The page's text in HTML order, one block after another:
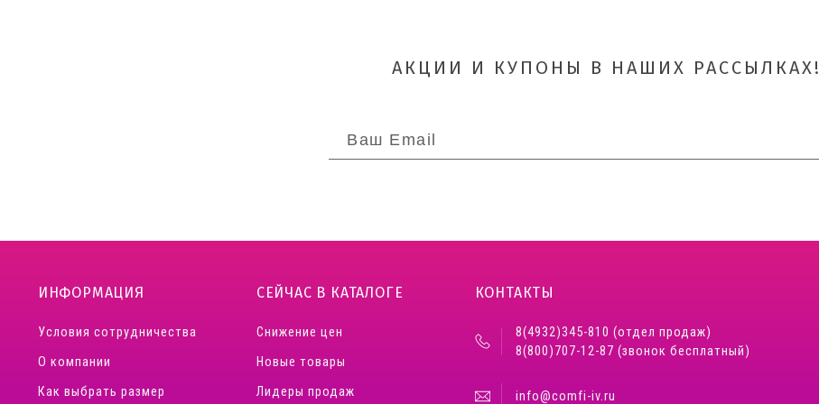
АКЦИИ И КУПОНЫ В НАШИХ РАССЫЛКАХ!
ИНФОРМАЦИЯ
Условия сотрудничества
О компании
Как выбрать размер
СЕЙЧАС В КАТАЛОГЕ
Снижение цен
Новые товары
Лидеры продаж
КОНТАКТЫ
8(4932)345-810 (отдел продаж)
8(800)707-12-87 (звонок бесплатный)
info@comfi-iv.ru